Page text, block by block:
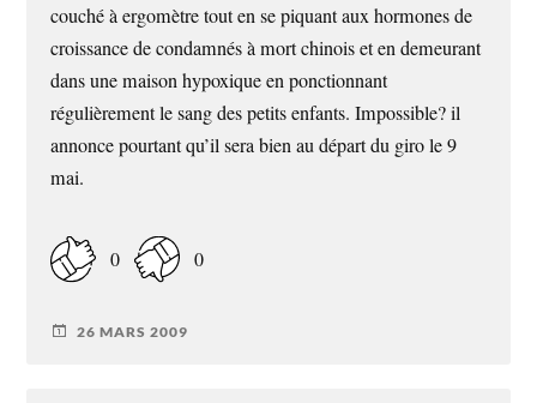
couché à ergomètre tout en se piquant aux hormones de
croissance de condamnés à mort chinois et en demeurant
dans une maison hypoxique en ponctionnant
régulièrement le sang des petits enfants. Impossible? il
annonce pourtant qu’il sera bien au départ du giro le 9
mai.
0 0
26 MARS 2009